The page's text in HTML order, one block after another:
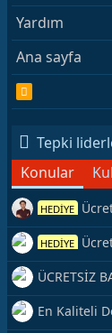
Yardım
Ana sayfa
S
Tepki
Konular
HEDİYE
Kaynağı
HEDİYE
Veriyorum
ÜCRETSİZ
Hemen
En Kaliteli